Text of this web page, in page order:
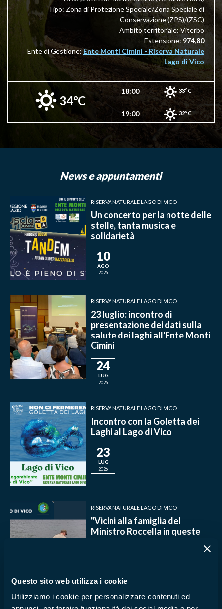
Questo sito web utilizza i cookie
Utilizziamo i cookie per personalizzare contenuti ed
Alpino Italiano consentono di conoscerne le caratteristiche
Vai sul sito del CAI Viterbo
All'Ente Monti Cimini - Riserva Naturale Regionale Lago di
Vico sono stati affidati dalla Regione LAZIO il controllo e la
tutella della ZSC.
Tipo: Zona di Protezione Speciale/Zona Speciale di
Conservazione (ZPS)/(ZSC)
Ambito territoriale: Viterbo
Estensione:974,80
Ente di Gestione:Ente Monti Cimini - Riserva Naturale
Lago di Vico
34°C
18:00 33°C
19:00 32°C
News e appuntamenti
RISERVA NATURALE LAGO DI VICO
Un concerto per la notte delle
stelle, tanta musica e
solidarietà
10
AGO
2026
RISERVA NATURALE LAGO DI VICO
23 luglio: incontro di
presentazione dei dati sulla
salute dei laghi all'Ente Monti
Cimini
24
LUG
2026
RISERVA NATURALE LAGO DI VICO
Incontro con la Goletta dei
Laghi al Lago di Vico
23
LUG
2026
RISERVA NATURALE LAGO DI VICO
"Vicini alla famiglia del
Ministro Roccella in queste
1
2026
RISERVA NATURALE LAGO DI VICO